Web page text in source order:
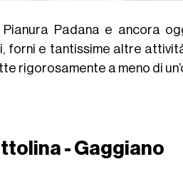
Padana e ancora
forni e tantissime altre
rigorosamente a meno di
- Gaggiano